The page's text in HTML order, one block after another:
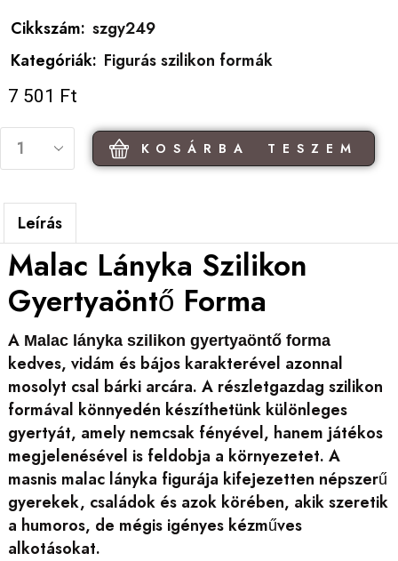
Cikkszám: szgy249
Kategóriák: Figurás szilikon formák
7 501 Ft
KOSÁRBA TESZEM
Leírás
Malac Lányka Szilikon
Gyertyaöntő Forma
A Malac lányka szilikon gyertyaöntő forma
kedves, vidám és bájos karakterével azonnal
mosolyt csal bárki arcára. A részletgazdag szilikon
formával könnyedén készíthetünk különleges
gyertyát, amely nemcsak fényével, hanem játékos
megjelenésével is feldobja a környezetet. A
masnis malac lányka figurája kifejezetten népszerű
gyerekek, családok és azok körében, akik szeretik
a humoros, de mégis igényes kézműves
alkotásokat.